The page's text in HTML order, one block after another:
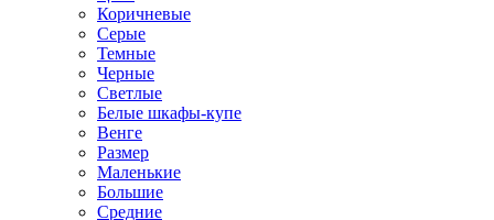
Коричневые
Серые
Темные
Черные
Светлые
Белые шкафы-купе
Венге
Размер
Маленькие
Большие
Средние